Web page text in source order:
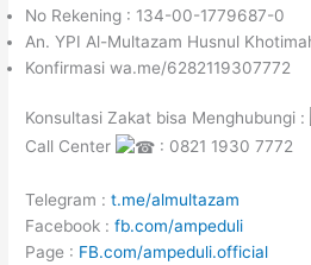
No Rekening : 134-00-1779687-0
An. YPI Al-Multazam Husnul
Konfirmasi wa.me/6282119307772
Konsultasi Zakat bisa Menghubungi :
Call Center
: 0821 1930 7772
Telegram :t.me/almultazam
Facebook :fb.com/ampeduli
Page : FB.com/ampeduli.official